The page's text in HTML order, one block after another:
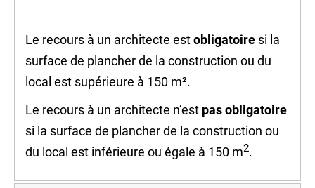
Le recours à un architecte estobligatoire si la
surface de plancherde la construction ou du
local est supérieure à 150 m².
Le recours à un architecte n’est pas obligatoire
si la surface de plancherde la construction ou
du local est inférieure ou égale à 150 m2.